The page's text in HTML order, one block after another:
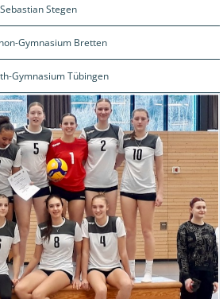
Stegen
Gymnasium Bretten
Gymnasium Tübingen